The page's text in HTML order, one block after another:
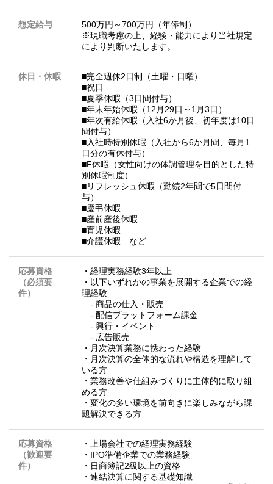
想定給与
500万円～700万円（年俸制）
※現職考慮の上、経験・能力により当社規定
により判断いたします。
休日・休暇
■完全週休2日制（土曜・日曜）
■祝日
■夏季休暇（3日間付与）
■年末年始休暇（12月29日～1月3日）
■年次有給休暇（入社6か月後、初年度は10日
間付与）
■入社時特別休暇（入社から6か月間、毎月1
日分の有休付与）
■F休暇（女性向けの体調管理を目的とした特
別休暇制度）
■リフレッシュ休暇（勤続2年間で5日間付
与）
■慶弔休暇
■産前産後休暇
■育児休暇
■介護休暇 など
応募資格
（必須要
件）
・経理実務経験3年以上
・以下いずれかの事業を展開する企業での経
理経験
- 商品の仕入・販売
- 配信プラットフォーム課金
- 興行・イベント
- 広告販売
・月次決算業務に携わった経験
・月次決算の全体的な流れや構造を理解して
いる方
・業務改善や仕組みづくりに主体的に取り組
める方
・変化の多い環境を前向きに楽しみながら課
題解決できる方
応募資格
（歓迎要
件）
・上場会社での経理実務経験
・IPO準備企業での業務経験
・日商簿記2級以上の資格
・連結決算に関する基礎知識